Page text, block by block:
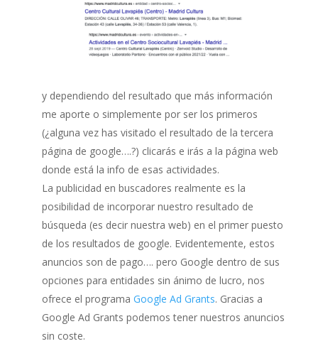
y dependiendo del resultado que más información
me aporte o simplemente por ser los primeros
(¿alguna vez has visitado el resultado de la tercera
página de google….?) clicarás e irás a la página web
donde está la info de esas actividades.
La publicidad en buscadores realmente es la
posibilidad de incorporar nuestro resultado de
búsqueda (es decir nuestra web) en el primer puesto
de los resultados de google. Evidentemente, estos
anuncios son de pago…. pero Google dentro de sus
opciones para entidades sin ánimo de lucro, nos
ofrece el programa Google Ad Grants. Gracias a
Google Ad Grants podemos tener nuestros anuncios
sin coste.